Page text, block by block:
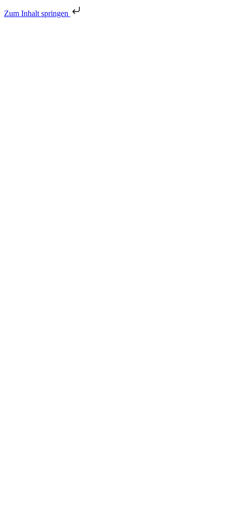
Zum Inhalt springen